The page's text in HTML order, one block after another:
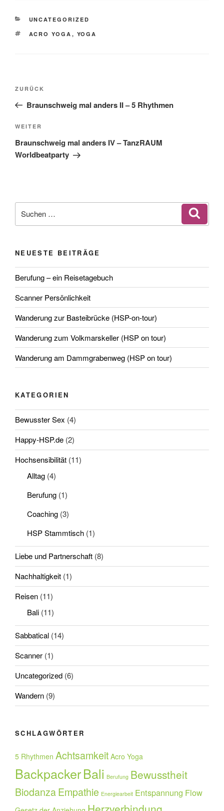
KATEGORIEN
UNCATEGORIZED
SCHLAGWÖRTER
ACRO YOGA , YOGA
Beitragsnavigation
Vorheriger
Beitrag
ZURÜCK
Braunschweig mal anders II – 5 Rhythmen
Nächster
Beitrag
WEITER
Braunschweig mal anders IV – TanzRAUM
Worldbeatparty
nach:
NEUESTE BEITRÄGE
Berufung – ein Reisetagebuch
Scanner Persönlichkeit
Wanderung zur Basteibrücke (HSP-on-tour)
Wanderung zum Volkmarskeller (HSP on tour)
Wanderung am Dammgrabenweg (HSP on tour)
KATEGORIEN
Bewusster Sex (4)
Happy-HSP.de (2)
Hochsensibilität (11)
Alltag (4)
Berufung (1)
Coaching (3)
HSP Stammtisch (1)
Liebe und Partnerschaft (8)
Nachhaltigkeit (1)
Reisen (11)
Bali (11)
Sabbatical (14)
Scanner (1)
Uncategorized (6)
Wandern (9)
SCHLAGWÖRTER
5 Rhythmen Achtsamkeit Acro Yoga
BackpackerBali Berufung Bewusstheit
BiodanzaEmpathie Energiearbeit Entspannung Flow